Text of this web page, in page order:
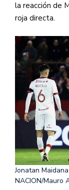
la reacción de
roja directa.
Jonatan
NACION/Mauro